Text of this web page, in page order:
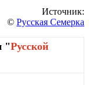
Источник:
© Русская Семерка
"Русской